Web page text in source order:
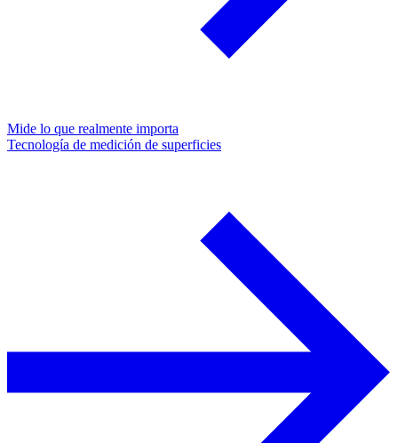
Mide lo que realmente importa
Tecnología de medición de superficies